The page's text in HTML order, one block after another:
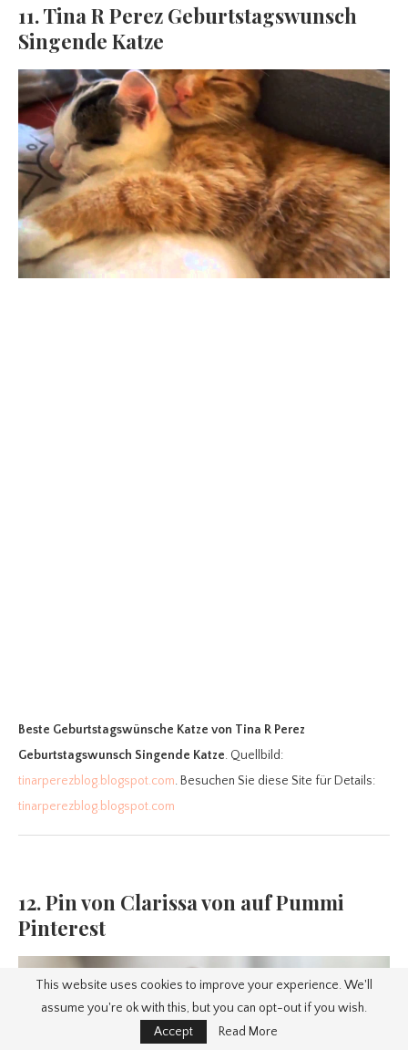
11. Tina R Perez Geburtstagswunsch
Singende Katze
Beste Geburtstagswünsche Katze von Tina R Perez
Geburtstagswunsch Singende Katze. Quellbild:
tinarperezblog.blogspot.com. Besuchen Sie diese Site für Details:
tinarperezblog.blogspot.com
12. Pin von Clarissa von auf Pummi
Pinterest
This website uses cookies to improve your experience. We'll
assume you're ok with this, but you can opt-out if you wish.
Accept
Read More